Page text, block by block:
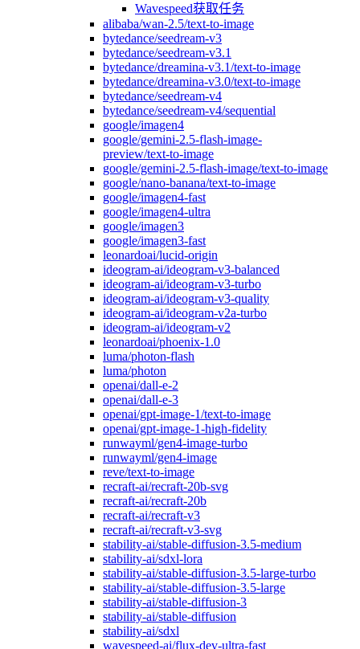
Wavespeed获取任务
alibaba/wan-2.5/text-to-image
bytedance/seedream-v3
bytedance/seedream-v3.1
bytedance/dreamina-v3.1/text-to-image
bytedance/dreamina-v3.0/text-to-image
bytedance/seedream-v4
bytedance/seedream-v4/sequential
google/imagen4
google/gemini-2.5-flash-image-
preview/text-to-image
google/gemini-2.5-flash-image/text-to-image
google/nano-banana/text-to-image
google/imagen4-fast
google/imagen4-ultra
google/imagen3
google/imagen3-fast
leonardoai/lucid-origin
ideogram-ai/ideogram-v3-balanced
ideogram-ai/ideogram-v3-turbo
ideogram-ai/ideogram-v3-quality
ideogram-ai/ideogram-v2a-turbo
ideogram-ai/ideogram-v2
leonardoai/phoenix-1.0
luma/photon-flash
luma/photon
openai/dall-e-2
openai/dall-e-3
openai/gpt-image-1/text-to-image
openai/gpt-image-1-high-fidelity
runwayml/gen4-image-turbo
runwayml/gen4-image
reve/text-to-image
recraft-ai/recraft-20b-svg
recraft-ai/recraft-20b
recraft-ai/recraft-v3
recraft-ai/recraft-v3-svg
stability-ai/stable-diffusion-3.5-medium
stability-ai/sdxl-lora
stability-ai/stable-diffusion-3.5-large-turbo
stability-ai/stable-diffusion-3.5-large
stability-ai/stable-diffusion-3
stability-ai/stable-diffusion
stability-ai/sdxl
wavespeed-ai/flux-dev-ultra-fast